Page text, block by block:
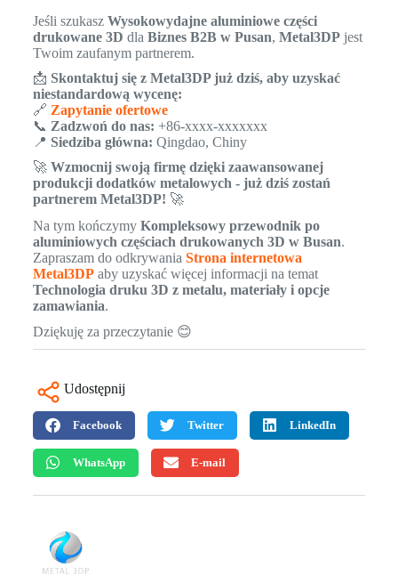
Jeśli szukasz Wysokowydajne aluminiowe części
drukowane 3D dla Biznes B2B w Pusan, Metal3DPjest
Twoim zaufanym partnerem.
📩 Skontaktuj się z Metal3DP już dziś, aby uzyskać
niestandardową wycenę:
🔗 Zapytanie ofertowe
📞 Zadzwoń do nas: +86-xxxx-xxxxxxx
📍 Siedziba główna: Qingdao, Chiny
🚀 Wzmocnij swoją firmę dzięki zaawansowanej
produkcji dodatków metalowych - już dziś zostań
partnerem Metal3DP! 🚀
Na tym kończymy Kompleksowy przewodnik po
aluminiowych częściach drukowanych 3D w Busan.
Zapraszam do odkrywania Strona internetowa
Metal3DPaby uzyskać więcej informacji na temat
Technologia druku 3D z metalu, materiały i opcje
zamawiania.
Dziękuję za przeczytanie 😊
Udostępnij
Facebook Twitter LinkedIn
WhatsApp E-mail